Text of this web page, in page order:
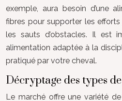
exemple, aura besoin d’une
fibres pour supporter les
les sauts d’obstacles. Il est
alimentation adaptée à la
pratiqué par votre cheval.
Décryptage des types
Le marché offre une variété